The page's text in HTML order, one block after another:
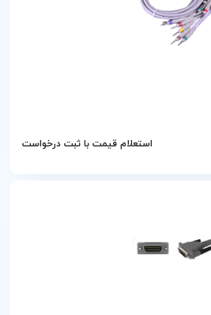
استعلام قیمت با ثبت درخواست